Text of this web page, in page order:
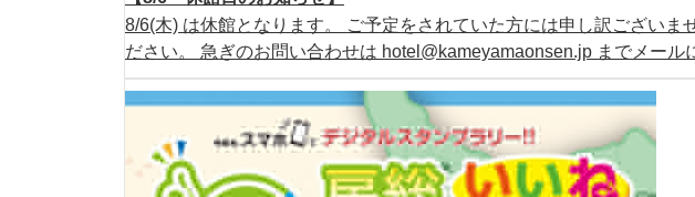
8/6(木) は休館となります。 ご予定をされていた方には申し訳ございま
ださい。 急ぎのお問い合わせは hotel@kameyamaonsen.jp までメール